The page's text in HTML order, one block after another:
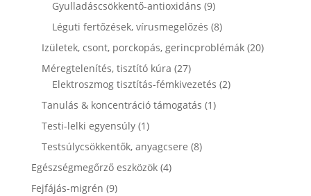
Gyulladáscsökkentő-antioxidáns 99
termék
Léguti fertőzések, vírusmegelőzés 88
termék
Izületek, csont, porckopás, gerincproblémák 2020
Méregtelenítés, tisztító kúra 2727
termék
Elektroszmog tisztítás-fémkivezetés 22
Tanulás & koncentráció támogatás 11
Testi-lelki egyensúly 11
Testsúlycsökkentők, anyagcsere 88
Egészségmegőrző eszközök 44
Fejfájás-migrén 99